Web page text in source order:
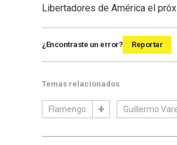
Libertadores de América el
¿Encontraste un error? Reportar
Temas relacionados
Flamengo Guillermo